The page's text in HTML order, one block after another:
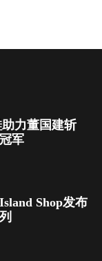
力董国建斩
军
Shop发布